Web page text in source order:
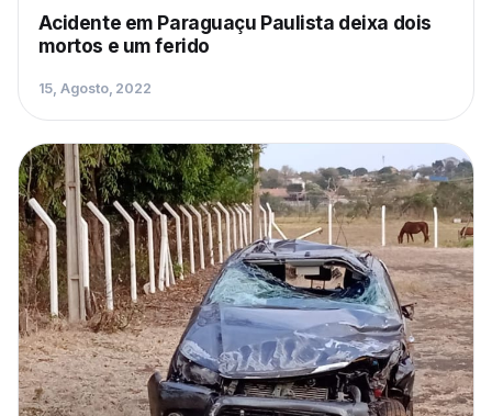
Acidente em Paraguaçu Paulista deixa dois
mortos e um ferido
15, Agosto, 2022